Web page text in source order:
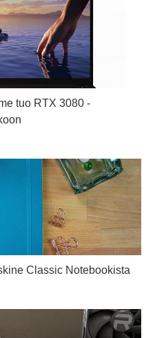
tuo RTX 3080 -
Classic Notebookista